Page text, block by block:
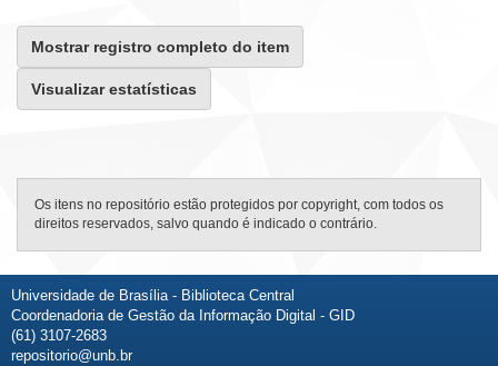
Mostrar registro completo do item
Visualizar estatísticas
Os itens no repositório estão protegidos por copyright, com todos os
direitos reservados, salvo quando é indicado o contrário.
Universidade de Brasília - Biblioteca Central
Coordenadoria de Gestão da Informação Digital - GID
(61) 3107-2683
repositorio@unb.br